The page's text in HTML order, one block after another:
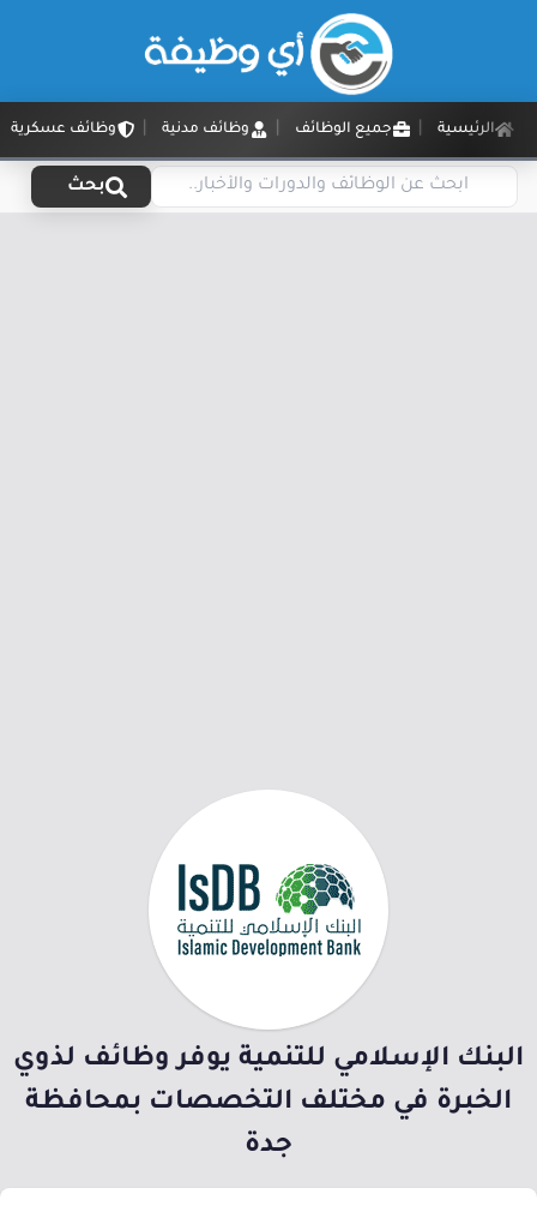
الرئيسية جميع الوظائف وظائف مدنية وظائف عسكرية
بحث
البنك الإسلامي للتنمية يوفر وظائف لذوي
الخبرة في مختلف التخصصات بمحافظة
جدة